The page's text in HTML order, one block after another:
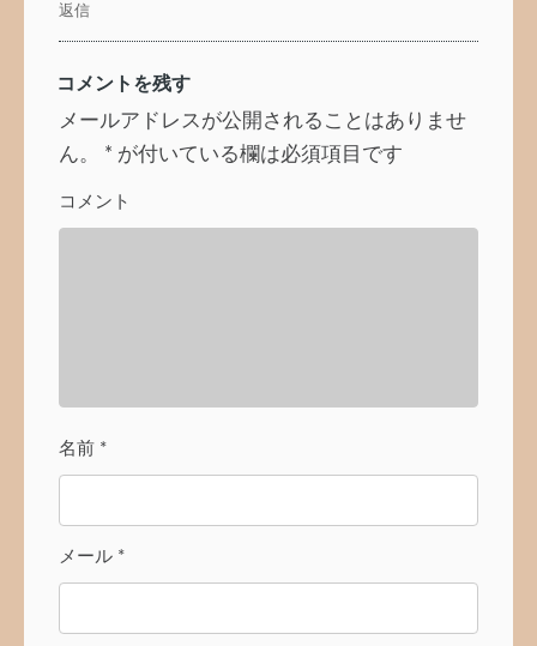
返信
コメントを残す
メールアドレスが公開されることはありませ
ん。
* が付いている欄は必須項目です
コメント
名前 *
メール *